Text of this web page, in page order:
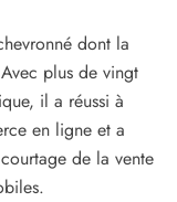
dont la
plus de vingt
il a réussi à
en ligne et a
de la vente